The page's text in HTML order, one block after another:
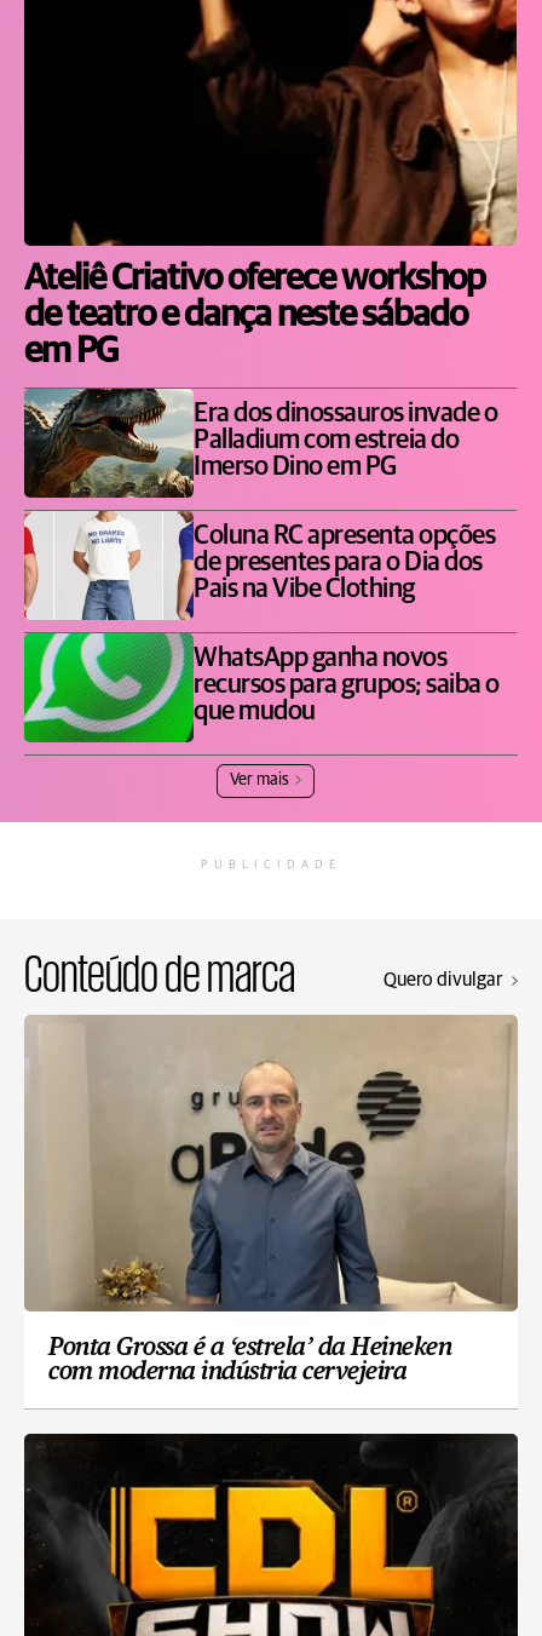
Ateliê Criativo oferece workshop
de teatro e dança neste sábado
em PG
Era dos dinossauros invade o
Palladium com estreia do
Imerso Dino em PG
Coluna RC apresenta opções
de presentes para o Dia dos
Pais na Vibe Clothing
WhatsApp ganha novos
recursos para grupos; saiba o
que mudou
Ver mais
PUBLICIDADE
Conteúdo de marca Quero divulgar
Ponta Grossa é a ‘estrela’ da Heineken
com moderna indústria cervejeira